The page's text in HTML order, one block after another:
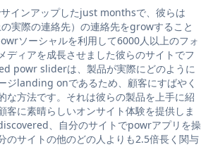
インアップしたjust monthsで、彼らは
実際の連絡先）の連絡先をgrowすること
ソーシャルを利用して6000人以上のフォ
ディアを成長させました彼らのサイトでフ
powr sliderは、製品が実際にどのように
ジlanding onであるため、顧客にすばやく
な方法です。それは彼らの製品を上手に紹
客に素晴らしいオンサイト体験を提供しま
、自分のサイトでpowrアプリを操
のサイトの他のどの人よりも2.5倍長く関与